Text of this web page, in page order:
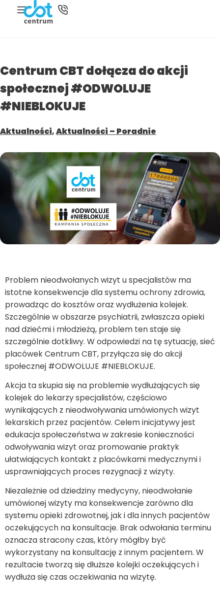
Centrum CBT dołącza do akcji
społecznej #ODWOLUJE
#NIEBLOKUJE
Aktualności,Aktualności – Poradnie
Problem nieodwołanych wizyt u specjalistów ma
istotne konsekwencje dla systemu ochrony zdrowia,
prowadząc do kosztów oraz wydłużenia kolejek.
Szczególnie w obszarze psychiatrii, zwłaszcza opieki
nad dziećmi i młodzieżą, problem ten staje się
szczególnie dotkliwy. W odpowiedzi na tę sytuację, sieć
placówek Centrum CBT, przyłącza się do akcji
społecznej #ODWOLUJE #NIEBLOKUJE.
Akcja ta skupia się na problemie wydłużających się
kolejek do lekarzy specjalistów, częściowo
wynikających z nieodwoływania umówionych wizyt
lekarskich przez pacjentów. Celem inicjatywy jest
edukacja społeczeństwa w zakresie konieczności
odwoływania wizyt oraz promowanie praktyk
ułatwiających kontakt z placówkami medycznymi i
usprawniających proces rezygnacji z wizyty.
Niezależnie od dziedziny medycyny, nieodwołanie
umówionej wizyty ma konsekwencje zarówno dla
systemu opieki zdrowotnej, jak i dla innych pacjentów
oczekujących na konsultacje. Brak odwołania terminu
oznacza stracony czas, który mógłby być
wykorzystany na konsultację z innym pacjentem. W
rezultacie tworzą się dłuższe kolejki oczekujących i
wydłuża się czas oczekiwania na wizytę.